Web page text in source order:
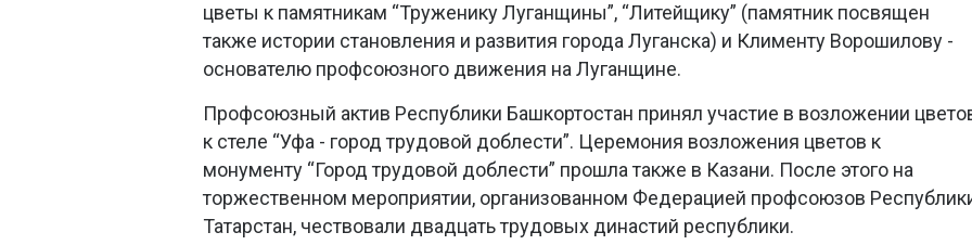
цветы к памятникам “Труженику Луганщины”, “Литейщику” (памятник посвящен
также истории становления и развития города Луганска) и Клименту Ворошилову -
основателю профсоюзного движения на Луганщине.
Профсоюзный актив Республики Башкортостан принял участие в возложении
к стеле “Уфа - город трудовой доблести”. Церемония возложения цветов к
монументу “Город трудовой доблести” прошла также в Казани. После этого на
торжественном мероприятии, организованном Федерацией профсоюзов
Татарстан, чествовали двадцать трудовых династий республики.